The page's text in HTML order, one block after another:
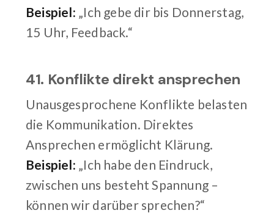
Beispiel: „Ich gebe dir bis Donnerstag,
15 Uhr, Feedback.“
41. Konflikte direkt ansprechen
Unausgesprochene Konflikte belasten
die Kommunikation. Direktes
Ansprechen ermöglicht Klärung.
Beispiel: „Ich habe den Eindruck,
zwischen uns besteht Spannung –
können wir darüber sprechen?“